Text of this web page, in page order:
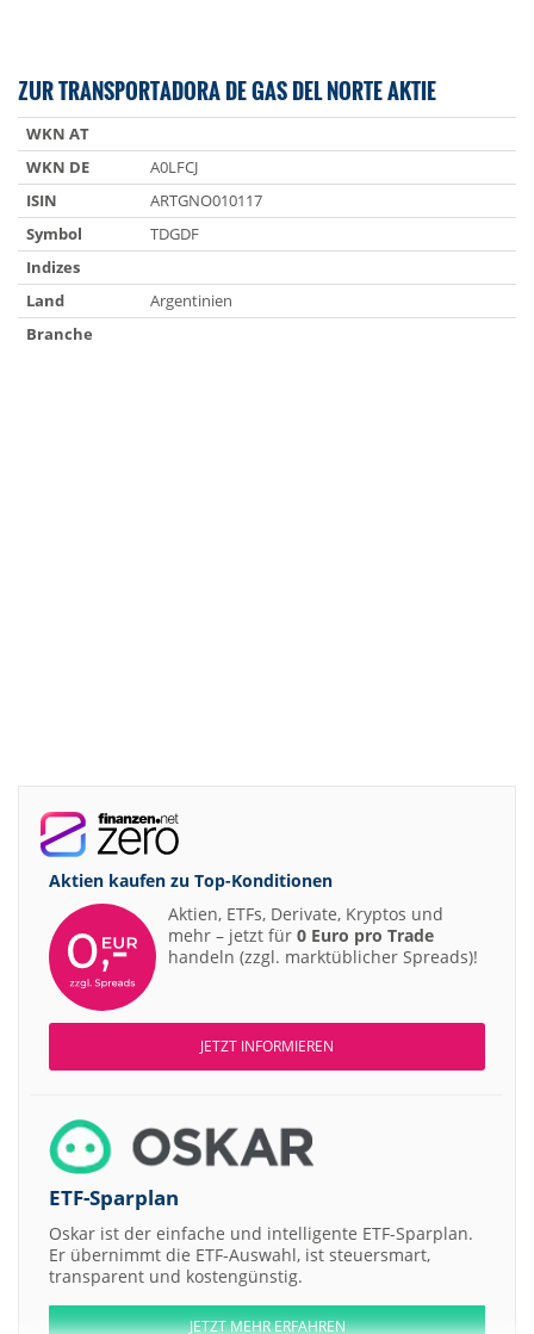
ZUR TRANSPORTADORA DE GAS DEL NORTE AKTIE
WKN AT
WKN DE
A0LFCJ
ISIN
ARTGNO010117
Symbol
TDGDF
Indizes
Land
Argentinien
Branche
Aktien kaufen zu Top-Konditionen
Aktien, ETFs, Derivate, Kryptos und
mehr – jetzt für 0 Euro pro Trade
handeln (zzgl. marktüblicher Spreads)!
JETZT INFORMIEREN
ETF-Sparplan
Oskar ist der einfache und intelligente ETF-Sparplan.
Er übernimmt die ETF-Auswahl, ist steuersmart,
transparent und kostengünstig.
JETZT MEHR ERFAHREN